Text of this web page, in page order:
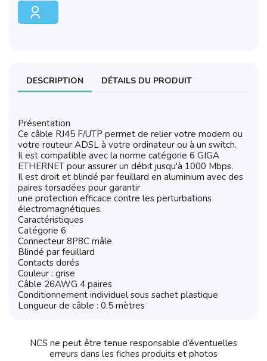
DESCRIPTION DÉTAILS DU PRODUIT
Présentation
Ce câble RJ45 F/UTP permet de relier votre modem ou
votre routeur ADSL à votre ordinateur ou à un switch.
Il est compatible avec la norme catégorie 6 GIGA
ETHERNET pour assurer un débit jusqu'à 1000 Mbps.
Il est droit et blindé par feuillard en aluminium avec des
paires torsadées pour garantir
une protection efficace contre les perturbations
électromagnétiques.
Caractéristiques
Catégorie 6
Connecteur 8P8C mâle
Blindé par feuillard
Contacts dorés
Couleur : grise
Câble 26AWG 4 paires
Conditionnement individuel sous sachet plastique
Longueur de câble : 0.5 mètres
NCS ne peut être tenue responsable d’éventuelles
erreurs dans les fiches produits et photos